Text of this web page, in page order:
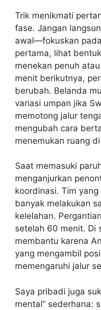
Trik menikmati
fase. Jangan
awal—fokuskan
pertama, lihat
menekan penuh
menit berikutnya,
berubah. Belanda
variasi umpan jika
memotong jalur
mengubah cara
menemukan ruang
Saat memasuki
menganjurkan
koordinasi. Tim
banyak melakukan
kelelahan.
setelah 60 menit. Di
membantu karena
yang mengambil
memengaruhi jalur
Saya pribadi juga
mental” sederhana: